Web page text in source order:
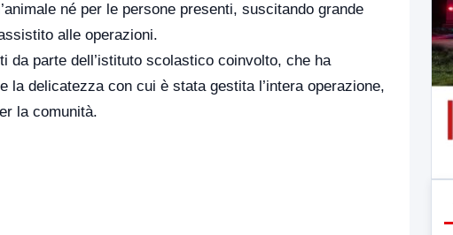
né per le persone presenti, suscitando grande
alle operazioni.
da parte dell’istituto scolastico coinvolto, che ha
delicatezza con cui è stata gestita l’intera operazione,
la comunità.